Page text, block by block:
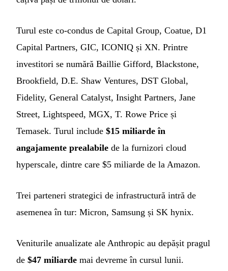
Turul este co-condus de Capital Group, Coatue, D1
Capital Partners, GIC, ICONIQ și XN. Printre
investitori se numără Baillie Gifford, Blackstone,
Brookfield, D.E. Shaw Ventures, DST Global,
Fidelity, General Catalyst, Insight Partners, Jane
Street, Lightspeed, MGX, T. Rowe Price și
Temasek. Turul include $15 miliarde în
angajamente prealabile de la furnizori cloud
hyperscale, dintre care $5 miliarde de la Amazon.
Trei parteneri strategici de infrastructură intră de
asemenea în tur: Micron, Samsung și SK hynix.
Veniturile anualizate ale Anthropic au depășit pragul
de $47 miliarde mai devreme în cursul lunii.